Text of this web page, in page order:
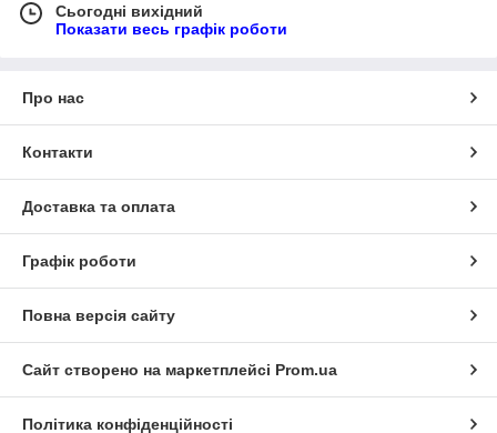
Сьогодні вихідний
Показати весь графік роботи
Про нас
Контакти
Доставка та оплата
Графік роботи
Повна версія сайту
Сайт створено на маркетплейсі Prom.ua
Політика конфіденційності